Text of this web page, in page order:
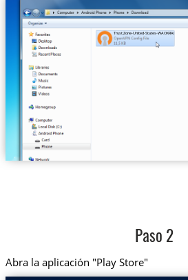
Trust.Zone-United-States-WAOKRADIO.ovpn
Paso 2
Abra la aplicación "Play Store"